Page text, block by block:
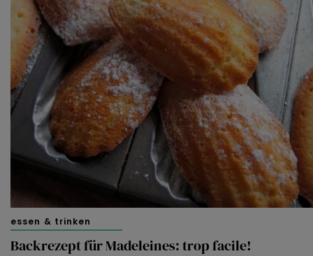
cookies zoals omschreven in onzeCookieverklaring
Merci!
essen & trinken
Backrezept für Madeleines: trop facile!